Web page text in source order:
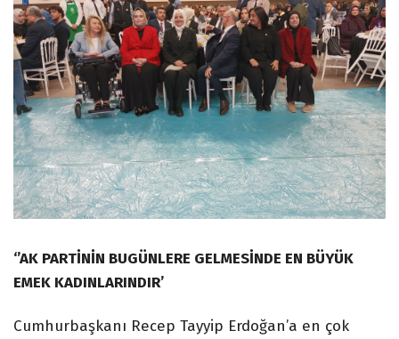
‘’AK PARTİNİN BUGÜNLERE GELMESİNDE EN BÜYÜK
EMEK KADINLARINDIR’
Cumhurbaşkanı Recep Tayyip Erdoğan’a en çok